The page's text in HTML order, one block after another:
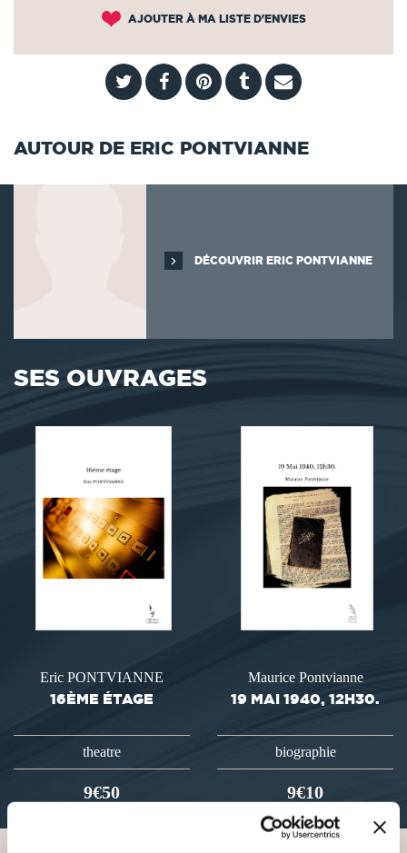
AJOUTER À MA LISTE D'ENVIES
AUTOUR DE ERIC PONTVIANNE
DÉCOUVRIR ERIC PONTVIANNE
SES OUVRAGES
Eric PONTVIANNE
16ÈME ÉTAGE
theatre
9€50
Maurice Pontvianne
19 MAI 1940, 12H30.
biographie
9€10